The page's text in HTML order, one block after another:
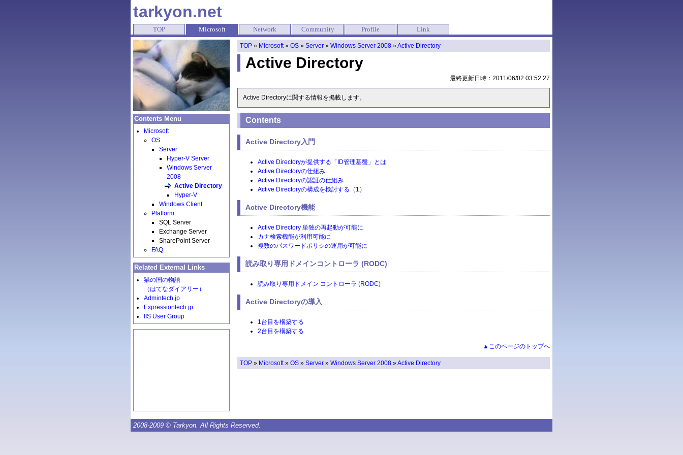
tarkyon.net
TOP Microsoft Network Community Profile Link
TOP » Microsoft» OS » Server » Windows Server 2008 »Active Directory
Active Directory
最終更新日時： 2011/06/02 03:52:27
Active Directoryに関する情報を掲載します。
Contents
Active Directory入門
Active Directoryが提供する「ID管理基盤」とは
Active Directoryの仕組み
Active Directoryの認証の仕組み
Active Directoryの構成を検討する（1）
Active Directory機能
Active Directory 単独の再起動が可能に
カナ検索機能が利用可能に
複数のパスワードポリシの運用が可能に
読み取り専用ドメインコントローラ (RODC)
読み取り専用ドメイン コントローラ (RODC)
Active Directoryの導入
1台目を構築する
2台目を構築する
▲このページのトップへ
TOP » Microsoft» OS » Server » Windows Server 2008 »Active Directory
Contents Menu
Microsoft
OS
Server
Hyper-V Server
Windows Server
2008
Active Directory
Hyper-V
Windows Client
Platform
SQL Server
Exchange Server
SharePoint Server
FAQ
Related External Links
猫の国の物語
（はてなダイアリー）
Admintech.jp
Expressiontech.jp
IIS User Group
2008-2009 © Tarkyon. All Rights Reserved.